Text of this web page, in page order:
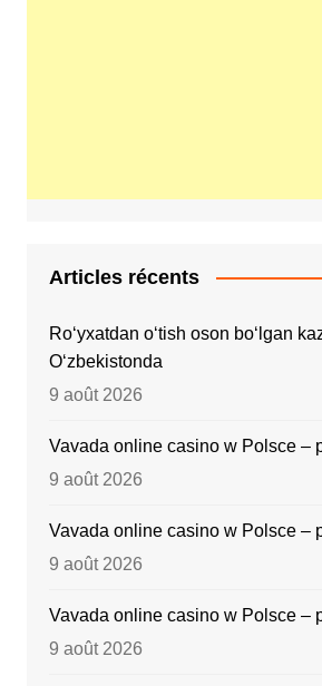
Articles récents
Ro‘yxatdan o‘tish oson bo‘lgan
O‘zbekistonda
9 août 2026
Vavada online casino w Polsce –
9 août 2026
Vavada online casino w Polsce –
9 août 2026
Vavada online casino w Polsce –
9 août 2026